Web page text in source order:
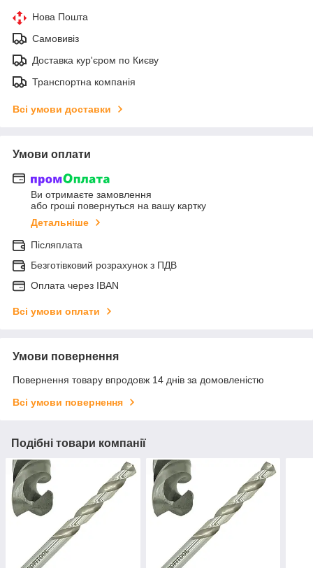
Нова Пошта
Самовивіз
Доставка кур'єром по Києву
Транспортна компанія
Всі умови доставки
Умови оплати
Ви отримаєте замовлення
або гроші повернуться на вашу картку
Детальніше
Післяплата
Безготівковий розрахунок з ПДВ
Оплата через IBAN
Всі умови оплати
Умови повернення
Повернення товару впродовж 14 днів за домовленістю
Всі умови повернення
Подібні товари компанії